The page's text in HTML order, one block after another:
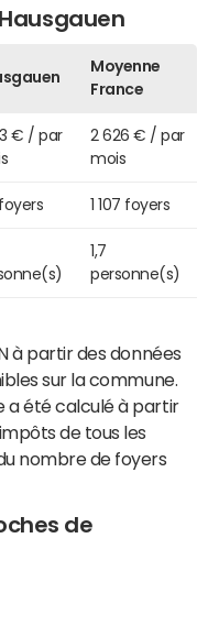
Moyenne
France
€ / par
2 626 € / par
mois
1 107 foyers
1,7
personne(s)
à partir des données
sur la commune.
a été calculé à partir
de tous les
nombre de foyers
de